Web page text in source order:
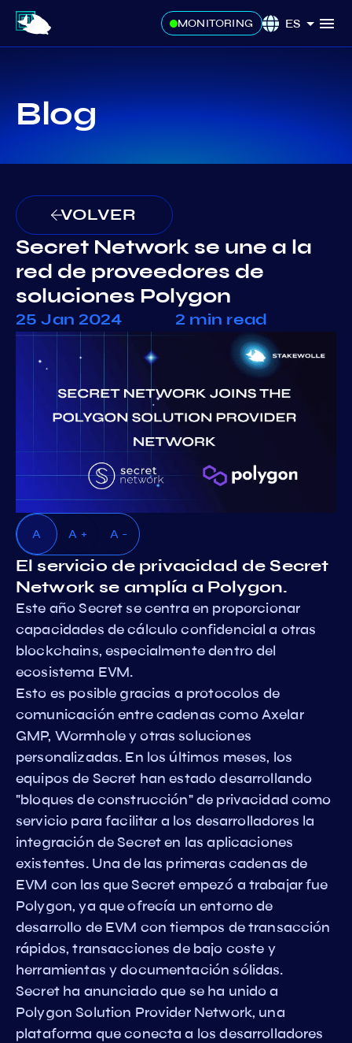
MONITORING ES
Blog
VOLVER
Secret Network se une a la
red de proveedores de
soluciones Polygon
25 Jan 2024 2 min read
A A + A -
El servicio de privacidad de Secret
Network se amplía a Polygon.
Este año Secret se centra en proporcionar
capacidades de cálculo confidencial a otras
blockchains, especialmente dentro del
ecosistema EVM.
Esto es posible gracias a protocolos de
comunicación entre cadenas como Axelar
GMP, Wormhole y otras soluciones
personalizadas. En los últimos meses, los
equipos de Secret han estado desarrollando
"bloques de construcción" de privacidad como
servicio para facilitar a los desarrolladores la
integración de Secret en las aplicaciones
existentes. Una de las primeras cadenas de
EVM con las que Secret empezó a trabajar fue
Polygon, ya que ofrecía un entorno de
desarrollo de EVM con tiempos de transacción
rápidos, transacciones de bajo coste y
herramientas y documentación sólidas.
Secret ha anunciado que se ha unido a
Polygon Solution Provider Network, una
plataforma que conecta a los desarrolladores